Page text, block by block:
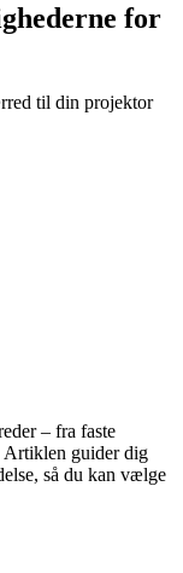
for
til din projektor
– fra faste
Artiklen guider dig
så du kan vælge